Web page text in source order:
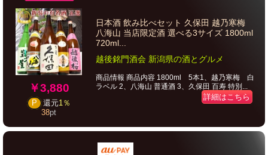
￥3,880
P 還元1％
38pt
日本酒 飲み比べセット 久保田 越乃寒梅
八海山 当店限定酒 選べる3サイズ 1800ml
720ml...
越後銘門酒会 新潟県の酒とグルメ
商品情報 商品内容 1800ml 5本1、越乃寒梅 白
ラベル 2、八海山 普通酒 3、久保田 百寿 特別...
詳細はこちら